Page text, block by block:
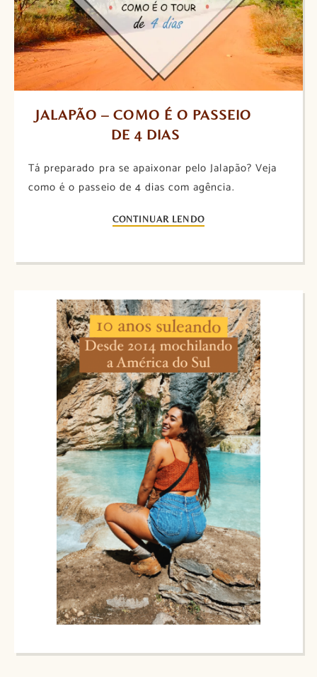
JALAPÃO – COMO É O PASSEIO
DE 4 DIAS
Tá preparado pra se apaixonar pelo Jalapão? Veja
como é o passeio de 4 dias com agência.
CONTINUAR LENDO